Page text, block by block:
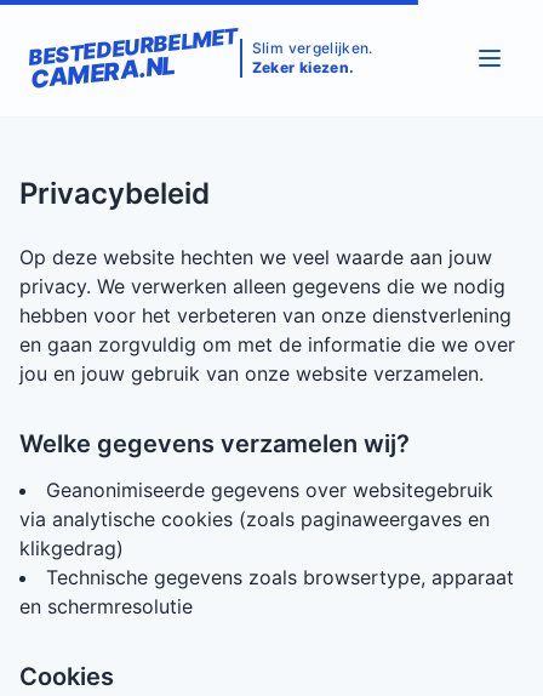
BESTEDEURBELMET
CAMERA.NL
Slim vergelijken.
Zeker kiezen.
Privacybeleid
Op deze website hechten we veel waarde aan jouw
privacy. We verwerken alleen gegevens die we nodig
hebben voor het verbeteren van onze dienstverlening
en gaan zorgvuldig om met de informatie die we over
jou en jouw gebruik van onze website verzamelen.
Welke gegevens verzamelen wij?
Geanonimiseerde gegevens over websitegebruik
via analytische cookies (zoals paginaweergaves en
klikgedrag)
Technische gegevens zoals browsertype, apparaat
en schermresolutie
Cookies